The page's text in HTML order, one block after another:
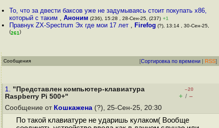
То, что за двести баксов уже не задумываясь стоит покупать x86,
который с таким ,Аноним (236), 15:28 , 28-Сен-25, (237) +1
Правнук ZX-Spectrum Эх где мои 17 лет , Firefog (?), 13:14 , 30-Сен-25,
(261)
Сообщения [Сортировка по времени | RSS]
1. "Представлен компьютер-клавиатура
Raspberry Pi 500+"
–20
+ / –
Сообщение от Кошкажена (?), 25-Сен-25, 20:30
По такой клавиатуре не ударишь кулаком( Вообще